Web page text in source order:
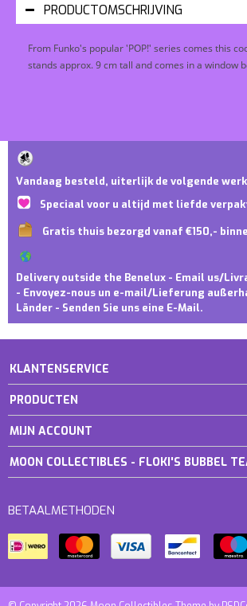
PRODUCTOMSCHRIJVING
From Funko's popular 'POP!' series comes this
stands approx. 9 cm tall and comes in a window
Vandaag besteld, uiterlijk de volgende
Speciaal voor u altijd met liefde
Gratis thuis bezorgd vanaf €150,-
Delivery outside the Benelux - Email us/
- Envoyez-nous un e-mail/Lieferung
Länder - Senden Sie uns eine E-Mail.
KLANTENSERVICE
PRODUCTEN
MIJN ACCOUNT
MOON COLLECTIBLES - FLOKI'S BUBBEL
BETAALMETHODEN